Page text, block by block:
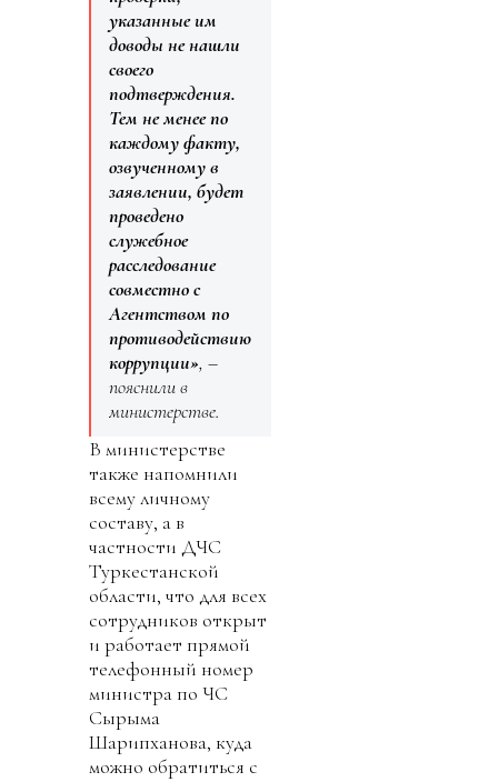
указанные им
доводы не нашли
своего
подтверждения.
Тем не менее по
каждому факту,
озвученному в
заявлении, будет
проведено
служебное
расследование
совместно с
Агентством по
противодействию
коррупции», –
пояснили в
министерстве.
В министерстве
также напомнили
всему личному
составу, а в
частности ДЧС
Туркестанской
области, что для всех
сотрудников открыт
и работает прямой
телефонный номер
министра по ЧС
Сырыма
Шарипханова, куда
можно обратиться с